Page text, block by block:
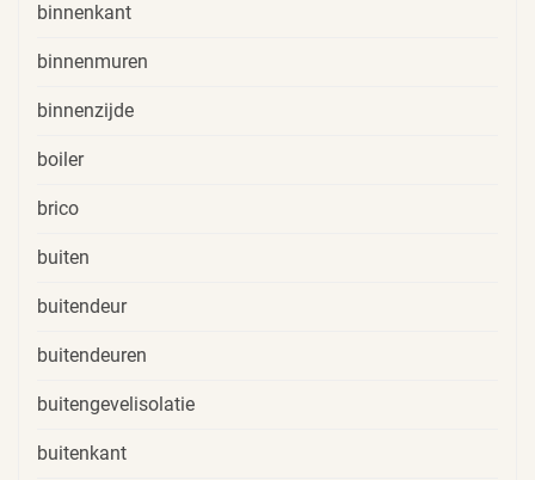
binnenkant
binnenmuren
binnenzijde
boiler
brico
buiten
buitendeur
buitendeuren
buitengevelisolatie
buitenkant